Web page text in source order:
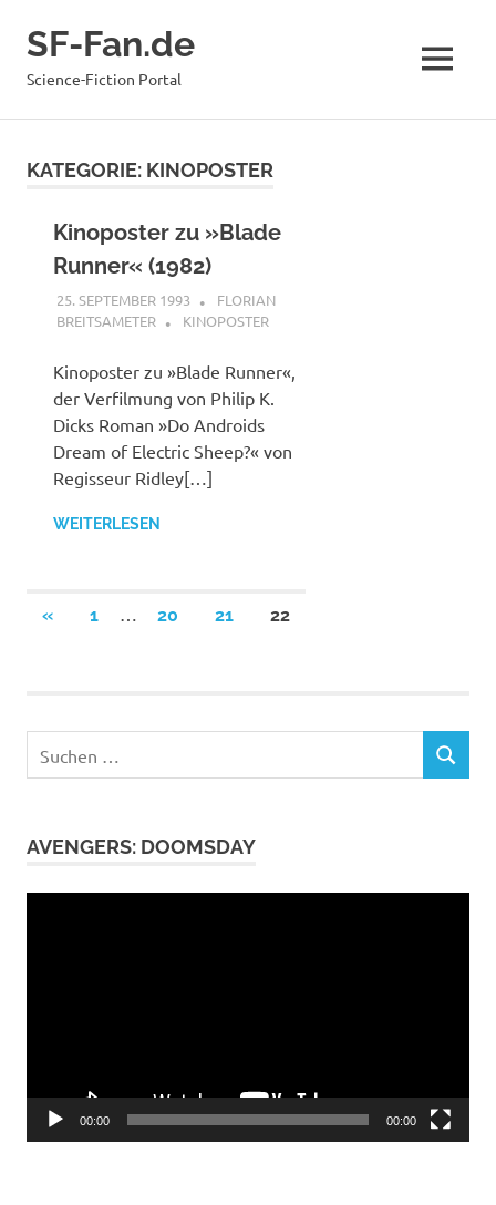
InhaltSF-Fan.de
Science-Fiction Portal MENÜ
KATEGORIE: KINOPOSTER
Kinoposter zu »Blade
Runner« (1982)
25. SEPTEMBER 1993
FLORIAN
BREITSAMETER
KINOPOSTER
Kinoposter zu »Blade Runner«,
der Verfilmung von Philip K.
Dicks Roman »Do Androids
Dream of Electric Sheep?« von
Regisseur Ridley[…]
WEITERLESEN
Seitennummerierung
«VORHERIGE
1 … 20 21 22
nach:
SUCHEN
AVENGERS: DOOMSDAY
00:00 00:00